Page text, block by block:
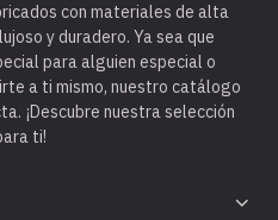
con materiales de alta
y duradero. Ya sea que
para alguien especial o
a ti mismo, nuestro catálogo
¡Descubre nuestra selección
ti!